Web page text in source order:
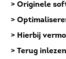
> Originele
>
> Hierbij
> Terug